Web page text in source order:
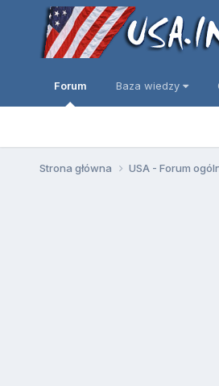
Forum Baza wiedzy
Strona główna USA - Forum